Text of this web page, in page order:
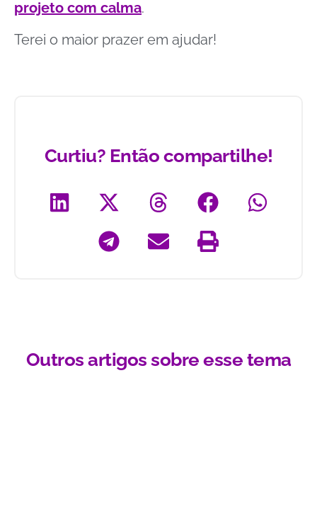
projeto com calma.
Terei o maior prazer em ajudar!
Curtiu? Então compartilhe!
Outros artigos sobre esse tema